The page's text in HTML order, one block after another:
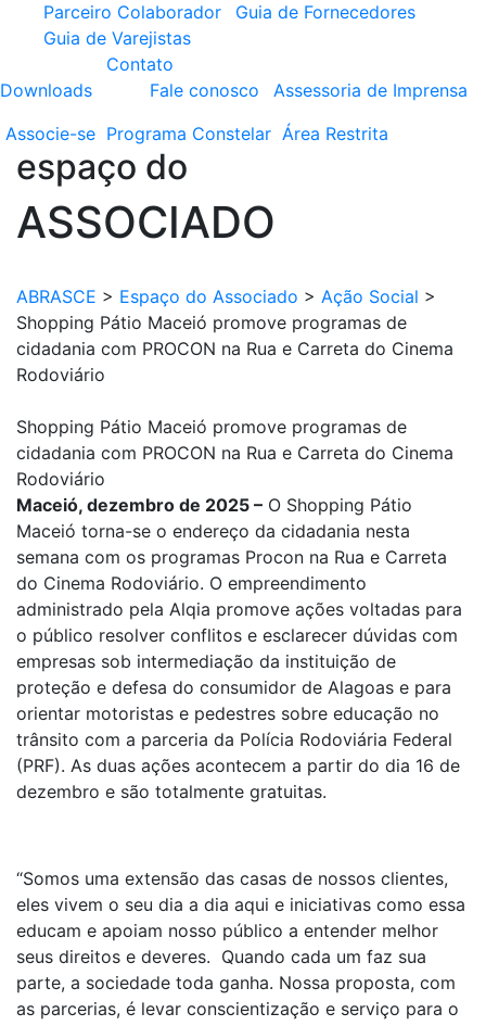
Parceiro Colaborador
Guia de Fornecedores
Guia de Varejistas
Downloads
Contato
Fale conosco
Assessoria de Imprensa
Associe-se Programa Constelar Área Restrita
espaço do
ASSOCIADO
ABRASCE > Espaço do Associado > Ação Social >
Shopping Pátio Maceió promove programas de
cidadania com PROCON na Rua e Carreta do Cinema
Rodoviário
Shopping Pátio Maceió promove programas de
cidadania com PROCON na Rua e Carreta do Cinema
Rodoviário
Maceió, dezembro de 2025 – O Shopping Pátio
Maceió torna-se o endereço da cidadania nesta
semana com os programas Procon na Rua e Carreta
do Cinema Rodoviário. O empreendimento
administrado pela Alqia promove ações voltadas para
o público resolver conflitos e esclarecer dúvidas com
empresas sob intermediação da instituição de
proteção e defesa do consumidor de Alagoas e para
orientar motoristas e pedestres sobre educação no
trânsito com a parceria da Polícia Rodoviária Federal
(PRF). As duas ações acontecem a partir do dia 16 de
dezembro e são totalmente gratuitas.
“Somos uma extensão das casas de nossos clientes,
eles vivem o seu dia a dia aqui e iniciativas como essa
educam e apoiam nosso público a entender melhor
seus direitos e deveres. Quando cada um faz sua
parte, a sociedade toda ganha. Nossa proposta, com
as parcerias, é levar conscientização e serviço para o